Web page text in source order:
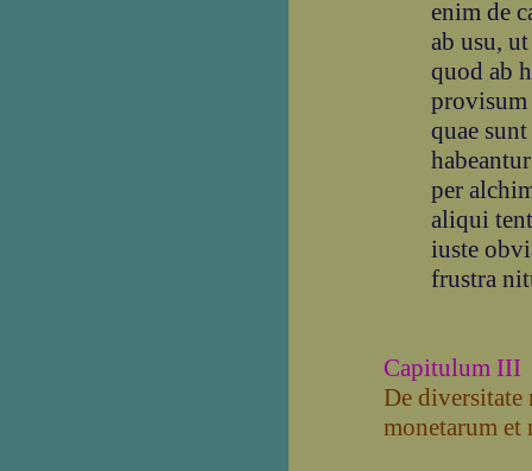
enim de
ab usu,
quod ab
provisum
quae
per
aliqui
iuste
frustra
Capitulum III
De diversitate
monetarum